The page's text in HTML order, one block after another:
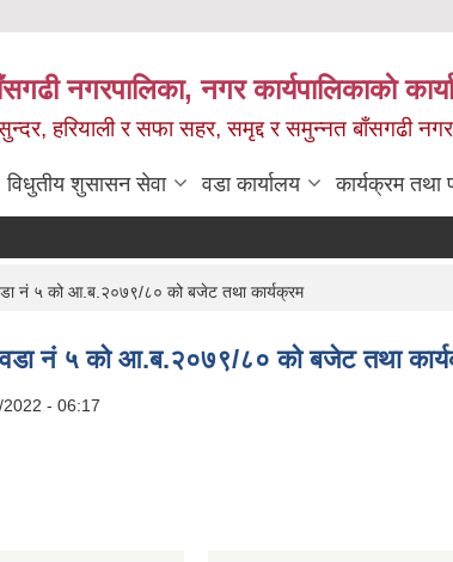
नगरपालिका, नगर कार्यपालिकाकाे
हरियाली र सफा सहर, समृद्द र समुन्नत बाँसगढी
विधुतीय शुसासन सेवा वडा कार्यालय कार्यक्रम तथा
नं ५ को आ.ब.२०७९/८० को बजेट तथा कार्यक्रम
वडा नं ५ को आ.ब.२०७९/८० को बजेट तथा
- 06:17